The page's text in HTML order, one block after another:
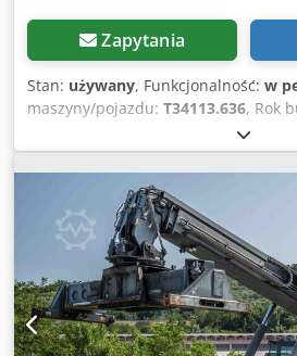
Zapytania
Stan: używany, Funkcjonalność: w
maszyny/pojazdu: T34113.636, Rok
45 000 kg
podnoszenia:15 000 mm, rodzaj
własna:86 050 kg, typ napędu:
Reachstacker Numer podwozia:
Afmsk Skrzynia biegów: Dana
pracy, w pełni sprawny Stan
przednich: pneumatyczne Rodzaj
pneumatyczne Opis: